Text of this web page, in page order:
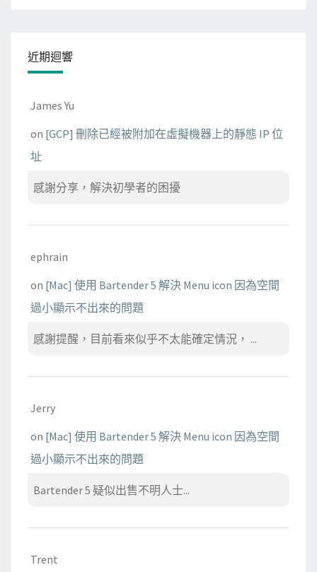
訊
近期迴響
James Yu
on [GCP] 刪除已經被附加在虛擬機器上的靜態 IP 位
址
感謝分享，解決初學者的困擾
ephrain
on [Mac] 使用 Bartender 5 解決 Menu icon 因為空間
過小顯示不出來的問題
感謝提醒，目前看來似乎不太能確定情況， ...
Jerry
on [Mac] 使用 Bartender 5 解決 Menu icon 因為空間
過小顯示不出來的問題
Bartender 5 疑似出售不明人士...
Trent